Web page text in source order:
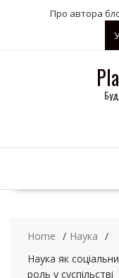
t
t
Про автора
Home
Наука
Наука як
роль у суспільстві